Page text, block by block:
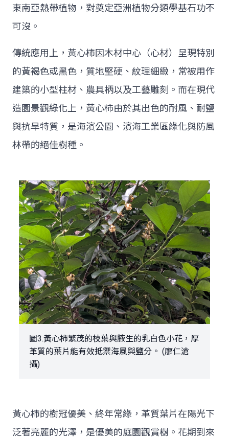
東南亞熱帶植物，對奠定亞洲植物分類學基石功不
可沒。
傳統應用上，黃心柿因木材中心（心材）呈現特別
的黃褐色或黑色，質地堅硬、紋理細緻，常被用作
建築的小型柱材、農具柄以及工藝雕刻。而在現代
造園景觀綠化上，黃心柿由於其出色的耐風、耐鹽
與抗旱特質，是海濱公園、濱海工業區綠化與防風
林帶的絕佳樹種。
圖3.黃心柿繁茂的枝葉與腋生的乳白色小花，厚
革質的葉片能有效抵禦海風與鹽分。 (廖仁滄
攝)
黃心柿的樹冠優美、終年常綠，革質葉片在陽光下
泛著亮麗的光澤，是優美的庭園觀賞樹。花期到來